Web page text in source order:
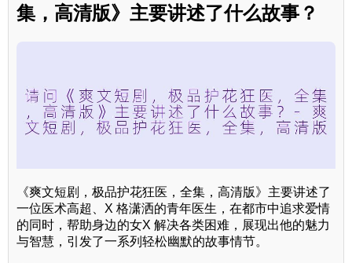
集，高清版》主要讲述了什么故事？
《爽文短剧，极品护花狂医，全集，高清版》主要讲述了
一位医术高超、X 格潇洒的青年医生，在都市中追求爱情
的同时，帮助身边的女X 解决各类困难，展现出他的魅力
与智慧，引发了一系列轻松幽默的故事情节。